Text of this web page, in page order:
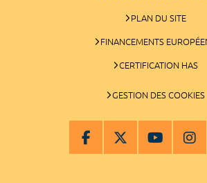
PLAN DU SITE
FINANCEMENTS
CERTIFICATION HAS
GESTION DES COOKIES